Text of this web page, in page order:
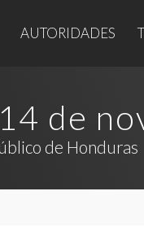
AUTORIDADES
14 de
de Honduras